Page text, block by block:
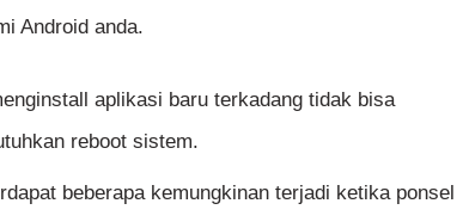
Android anda.
aplikasi baru terkadang tidak bisa
reboot sistem.
beberapa kemungkinan terjadi ketika ponsel